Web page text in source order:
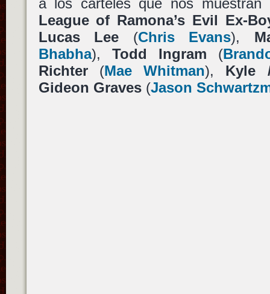
a los carteles que nos
League of Ramona’s Evil Ex-
Lucas Lee (Chris Evans),
Bhabha), Todd Ingram (
Richter(Mae Whitman), Kyle
Gideon Graves(Jason